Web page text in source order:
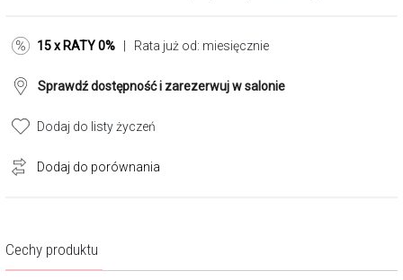
15 x RATY 0% | Rata już od: miesięcznie
Sprawdź dostępność i zarezerwuj w salonie
Dodaj do listy życzeń
Dodaj do porównania
Cechy produktu